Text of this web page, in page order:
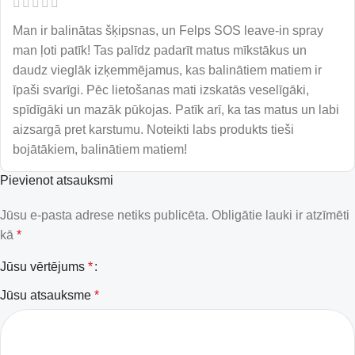
Man ir balinātas šķipsnas, un Felps SOS leave-in spray
man ļoti patīk! Tas palīdz padarīt matus mīkstākus un
daudz vieglāk izķemmējamus, kas balinātiem matiem ir
īpaši svarīgi. Pēc lietošanas mati izskatās veselīgāki,
spīdīgāki un mazāk pūkojas. Patīk arī, ka tas matus un labi
aizsargā pret karstumu. Noteikti labs produkts tieši
bojātākiem, balinātiem matiem!
Pievienot atsauksmi
Jūsu e-pasta adrese netiks publicēta. Obligātie lauki ir atzīmēti
kā *
Jūsu vērtējums *
Jūsu atsauksme *